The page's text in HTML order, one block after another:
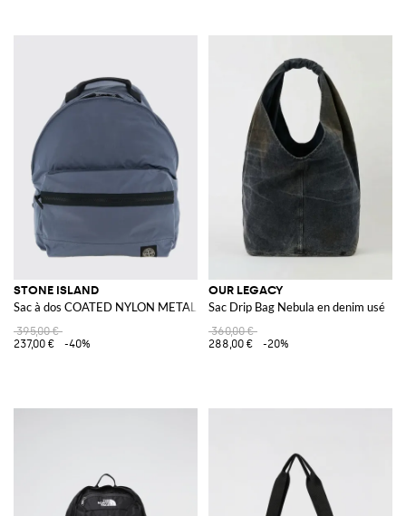
STONE ISLAND
Sac à dos COATED NYLON METAL IN ECONYL®
395,00 €
237,00 €
-40%
OUR LEGACY
Sac Drip Bag Nebula en denim usé
360,00 €
288,00 €
-20%